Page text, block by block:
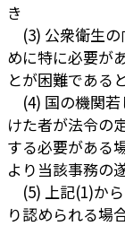
き
(3) 公衆衛生の
めに特に必要が
とが困難である
(4) 国の機関若
けた者が法令の
する必要がある
より当該事務の
(5) 上記(1)か
り認められる場